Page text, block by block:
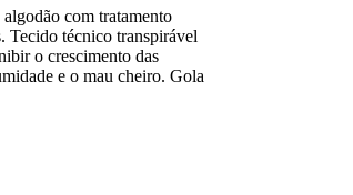
com tratamento
Tecido técnico transpirável
o crescimento das
e o mau cheiro. Gola